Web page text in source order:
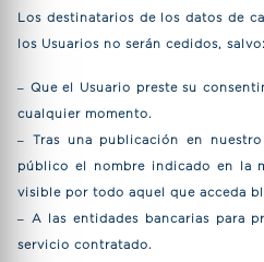
Los destinatarios de los datos de
los Usuarios no serán cedidos, salvo:
– Que el Usuario preste su
cualquier momento.
– Tras una publicación en
público el nombre indicado en la
visible por todo aquel que acceda
– A las entidades bancarias para
servicio contratado.